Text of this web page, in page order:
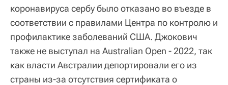
коронавируса сербу было отказано во въезде в
соответствии с правилами Центра по контролю и
профилактике заболеваний США. Джокович
также не выступал на Australian Open - 2022, так
как власти Австралии депортировали его из
страны из-за отсутствия сертификата о